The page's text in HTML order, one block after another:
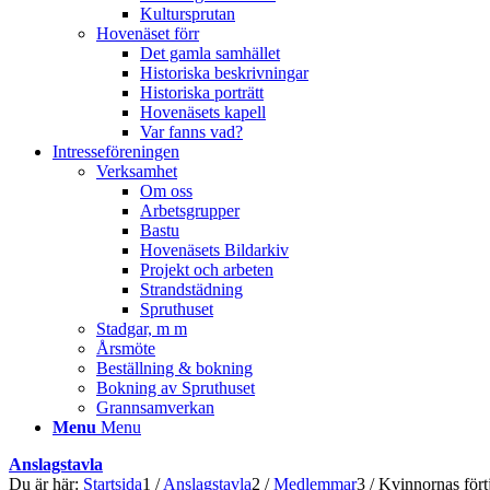
Kultursprutan
Hovenäset förr
Det gamla samhället
Historiska beskrivningar
Historiska porträtt
Hovenäsets kapell
Var fanns vad?
Intresseföreningen
Verksamhet
Om oss
Arbetsgrupper
Bastu
Hovenäsets Bildarkiv
Projekt och arbeten
Strandstädning
Spruthuset
Stadgar, m m
Årsmöte
Beställning & bokning
Bokning av Spruthuset
Grannsamverkan
Menu Menu
Anslagstavla
Du är här: Startsida1 / Anslagstavla2 / Medlemmar3 / Kvinnornas